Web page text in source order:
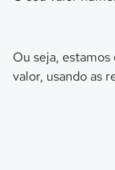
Ou seja,
valor, usando as